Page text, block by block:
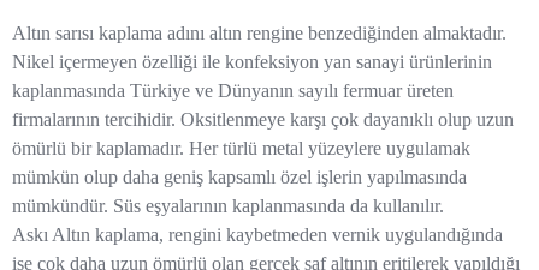
Altın sarısı kaplama adını altın rengine benzediğinden almaktadır.
Nikel içermeyen özelliği ile konfeksiyon yan sanayi ürünlerinin
kaplanmasında Türkiye ve Dünyanın sayılı fermuar üreten
firmalarının tercihidir. Oksitlenmeye karşı çok dayanıklı olup uzun
ömürlü bir kaplamadır. Her türlü metal yüzeylere uygulamak
mümkün olup daha geniş kapsamlı özel işlerin yapılmasında
mümkündür. Süs eşyalarının kaplanmasında da kullanılır.
Askı Altın kaplama, rengini kaybetmeden vernik uygulandığında
ise çok daha uzun ömürlü olan gerçek saf altının eritilerek yapıldığı